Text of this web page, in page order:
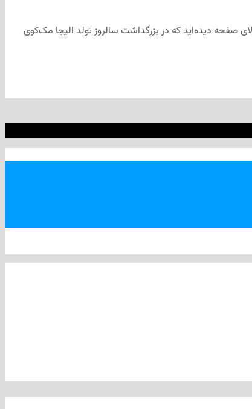
صفحه‌ دیده‌اید که در بزرگداشت سالروز تولد الیجا مک‌کوی